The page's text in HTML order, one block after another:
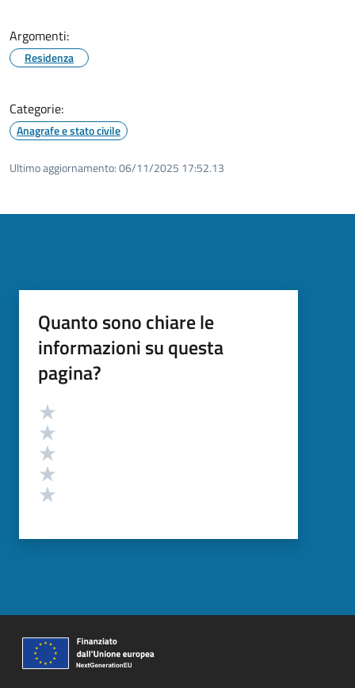
Argomenti:
Residenza
Categorie:
Anagrafe e stato civile
Ultimo aggiornamento:06/11/2025 17:52.13
Quanto sono chiare le
informazioni su questa
pagina?
Valutazione